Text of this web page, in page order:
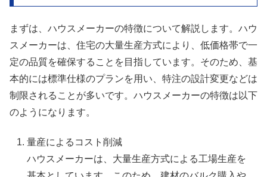
まずは、ハウスメーカーの特徴について解説します。ハウ
スメーカーは、住宅の大量生産方式により、低価格帯で一
定の品質を確保することを目指しています。そのため、基
本的には標準仕様のプランを用い、特注の設計変更などは
制限されることが多いです。ハウスメーカーの特徴は以下
のようになります。
量産によるコスト削減
ハウスメーカーは、大量生産方式による工場生産を